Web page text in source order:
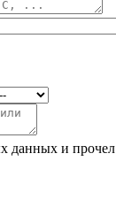
данных и прочел